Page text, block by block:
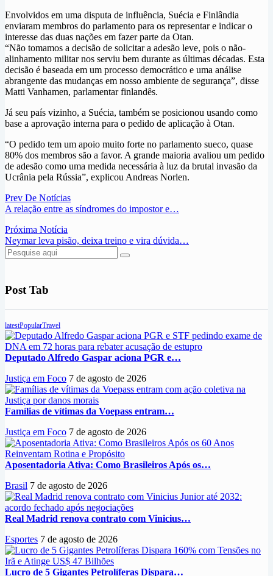
Envolvidos em uma disputa de influência, Suécia e Finlândia
enviaram membros do parlamento para os representar e indicar o
interesse das duas nações em fazer parte da Otan.
“Não tomamos a decisão de solicitar a adesão leve, pois o não-
alinhamento militar nos serviu bem durante as últimas décadas. Esta
decisão é baseada em um processo democrático e uma análise
abrangente das mudanças em nosso ambiente de segurança”, disse
Matti Vanhamen, parlamentar finlandês.
Já seu país vizinho, a Suécia, também se posicionou usando como
base a aprovação interna para o pedido de aplicação à Otan.
“O pedido tem um apoio muito forte no parlamento sueco, quase
80% dos membros são a favor. A grande maioria avaliou um pedido
de adesão como uma medida necessária à luz da brutal invasão da
Ucrânia pela Rússia”, explicou Andreas Norlen.
Prev De Notícias
A relação entre as síndromes do impostor e…
Próxima Notícia
Neymar leva pisão, deixa treino e vira dúvida…
Post Tab
latestPopularTravel
Deputado Alfredo Gaspar aciona PGR e…
Justiça em Foco 7 de agosto de 2026
Famílias de vítimas da Voepass entram…
Justiça em Foco 7 de agosto de 2026
Aposentadoria Ativa: Como Brasileiros Após os…
Brasil 7 de agosto de 2026
Real Madrid renova contrato com Vinicius…
Esportes 7 de agosto de 2026
Lucro de 5 Gigantes Petrolíferas Dispara…